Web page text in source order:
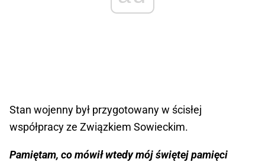
Stan wojenny był przygotowany w ścisłej
współpracy ze Związkiem Sowieckim.
Pamiętam, co mówił wtedy mój świętej pamięci